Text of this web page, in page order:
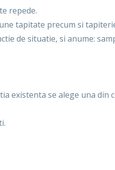
repede.
tapitate precum si
de situatie, si anume:
existenta se alege una din